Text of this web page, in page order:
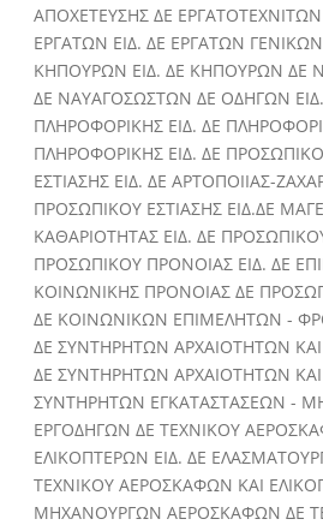
ΑΠΟΧΕΤΕΥΣΗΣ ΔΕ ΕΡΓΑΤΟΤΕΧΝΙΤΩΝ
ΕΡΓΑΤΩΝ ΕΙΔ. ΔΕ ΕΡΓΑΤΩΝ
ΚΗΠΟΥΡΩΝ ΕΙΔ. ΔΕ ΚΗΠΟΥΡΩΝ ΔΕ
ΔΕ ΝΑΥΑΓΟΣΩΣΤΩΝ ΔΕ ΟΔΗΓΩΝ
ΠΛΗΡΟΦΟΡΙΚΗΣ ΕΙΔ. ΔΕ
ΠΛΗΡΟΦΟΡΙΚΗΣ ΕΙΔ. ΔΕ
ΕΣΤΙΑΣΗΣ ΕΙΔ. ΔΕ ΑΡΤΟΠΟΙΙΑΣ-
ΠΡΟΣΩΠΙΚΟΥ ΕΣΤΙΑΣΗΣ ΕΙΔ.ΔΕ
ΚΑΘΑΡΙΟΤΗΤΑΣ ΕΙΔ. ΔΕ
ΠΡΟΣΩΠΙΚΟΥ ΠΡΟΝΟΙΑΣ ΕΙΔ. ΔΕ
ΚΟΙΝΩΝΙΚΗΣ ΠΡΟΝΟΙΑΣ ΔΕ
ΔΕ ΚΟΙΝΩΝΙΚΩΝ ΕΠΙΜΕΛΗΤΩΝ -
ΔΕ ΣΥΝΤΗΡΗΤΩΝ ΑΡΧΑΙΟΤΗΤΩΝ
ΔΕ ΣΥΝΤΗΡΗΤΩΝ ΑΡΧΑΙΟΤΗΤΩΝ
ΣΥΝΤΗΡΗΤΩΝ ΕΓΚΑΤΑΣΤΑΣΕΩΝ -
ΕΡΓΟΔΗΓΩΝ ΔΕ ΤΕΧΝΙΚΟΥ
ΕΛΙΚΟΠΤΕΡΩΝ ΕΙΔ. ΔΕ
ΤΕΧΝΙΚΟΥ ΑΕΡΟΣΚΑΦΩΝ ΚΑΙ
ΜΗΧΑΝΟΥΡΓΩΝ ΑΕΡΟΣΚΑΦΩΝ ΔΕ